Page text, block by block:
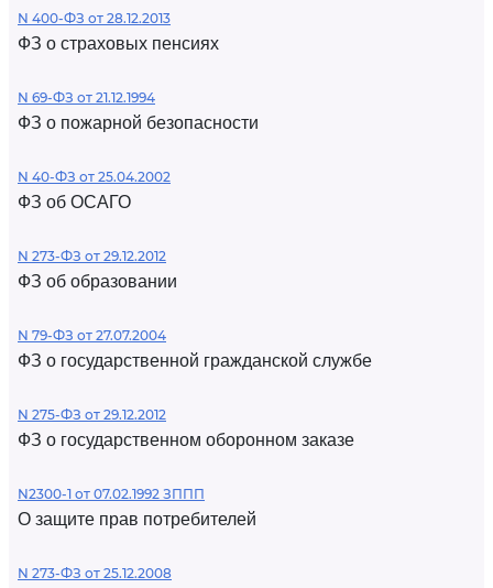
N 400-ФЗ от 28.12.2013
ФЗ о страховых пенсиях
N 69-ФЗ от 21.12.1994
ФЗ о пожарной безопасности
N 40-ФЗ от 25.04.2002
ФЗ об ОСАГО
N 273-ФЗ от 29.12.2012
ФЗ об образовании
N 79-ФЗ от 27.07.2004
ФЗ о государственной гражданской службе
N 275-ФЗ от 29.12.2012
ФЗ о государственном оборонном заказе
N2300-1 от 07.02.1992 ЗППП
О защите прав потребителей
N 273-ФЗ от 25.12.2008